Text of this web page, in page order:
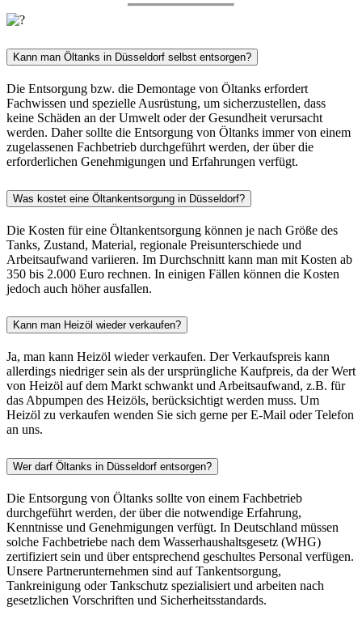
Kann man Öltanks in Düsseldorf selbst entsorgen?
Die Entsorgung bzw. die Demontage von Öltanks erfordert
Fachwissen und spezielle Ausrüstung, um sicherzustellen, dass
keine Schäden an der Umwelt oder der Gesundheit verursacht
werden. Daher sollte die Entsorgung von Öltanks immer von einem
zugelassenen Fachbetrieb durchgeführt werden, der über die
erforderlichen Genehmigungen und Erfahrungen verfügt.
Was kostet eine Öltankentsorgung in Düsseldorf?
Die Kosten für eine Öltankentsorgung können je nach Größe des
Tanks, Zustand, Material, regionale Preisunterschiede und
Arbeitsaufwand variieren. Im Durchschnitt kann man mit Kosten ab
350 bis 2.000 Euro rechnen. In einigen Fällen können die Kosten
jedoch auch höher ausfallen.
Kann man Heizöl wieder verkaufen?
Ja, man kann Heizöl wieder verkaufen. Der Verkaufspreis kann
allerdings niedriger sein als der ursprüngliche Kaufpreis, da der Wert
von Heizöl auf dem Markt schwankt und Arbeitsaufwand, z.B. für
das Abpumpen des Heizöls, berücksichtigt werden muss. Um
Heizöl zu verkaufen wenden Sie sich gerne per E-Mail oder Telefon
an uns.
Wer darf Öltanks in Düsseldorf entsorgen?
Die Entsorgung von Öltanks sollte von einem Fachbetrieb
durchgeführt werden, der über die notwendige Erfahrung,
Kenntnisse und Genehmigungen verfügt. In Deutschland müssen
solche Fachbetriebe nach dem Wasserhaushaltsgesetz (WHG)
zertifiziert sein und über entsprechend geschultes Personal verfügen.
Unsere Partnerunternehmen sind auf Tankentsorgung,
Tankreinigung oder Tankschutz spezialisiert und arbeiten nach
gesetzlichen Vorschriften und Sicherheitsstandards.